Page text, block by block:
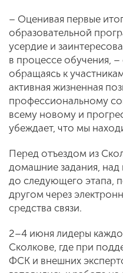
– Оценивая первые
образовательной
усердие и
в процессе обучения,
обращаясь к
активная жизненная
профессиональному
всему новому и
убеждает, что мы
Перед отъездом из
домашние задания, над
до следующего этапа,
другом через
средства связи.
2–4 июня лидеры
Сколкове, где при
ФСК и внешних